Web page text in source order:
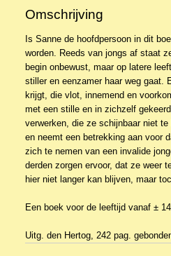
Omschrijving
Is Sanne de hoofdpersoon in dit
worden. Reeds van jongs af staat
begin onbewust, maar op latere
stiller en eenzamer haar weg gaat.
krijgt, die vlot, innemend en
met een stille en in zichzelf
verwerken, die ze schijnbaar niet
en neemt een betrekking aan voor
zich te nemen van een invalide
derden zorgen ervoor, dat ze weer
hier niet langer kan blijven, maar
Een boek voor de leeftijd vanaf ±
Uitg. den Hertog, 242 pag.